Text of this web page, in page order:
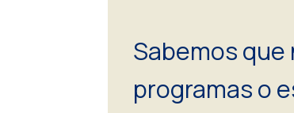
Sabemos
programas o